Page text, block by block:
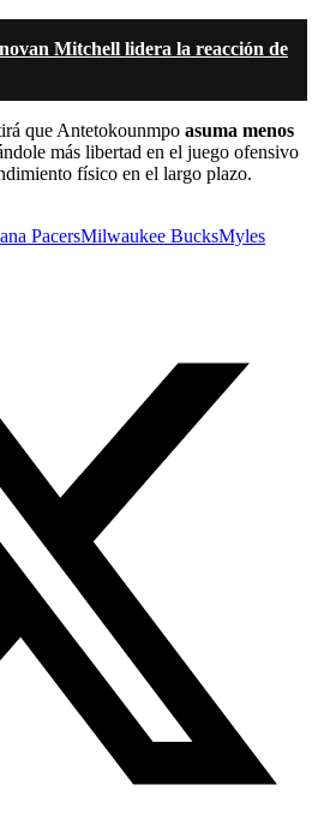
Mitchell lidera la reacción de
que Antetokounmpo asuma menos
más libertad en el juego ofensivo
físico en el largo plazo.
PacersMilwaukee BucksMyles